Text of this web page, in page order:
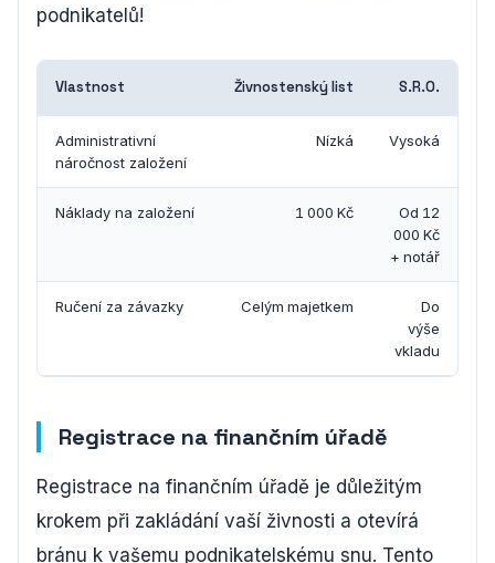
podnikatelů!
Vlastnost Živnostenský list S.R.O.
Administrativní
náročnost založení
Nízká Vysoká
Náklady na založení 1 000 Kč
Od 12
000 Kč
+ notář
Ručení za závazky Celým majetkem
Do
výše
vkladu
Registrace na finančním úřadě
Registrace na finančním úřadě je důležitým
krokem při zakládání vaší živnosti a otevírá
bránu k vašemu podnikatelskému snu. Tento